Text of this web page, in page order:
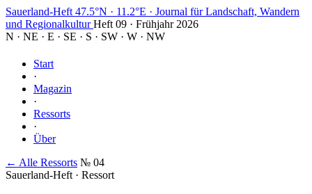
Sauerland-Heft 47.5°N · 11.2°E · Journal für Landschaft, Wandern
und Regionalkultur Heft 09 · Frühjahr 2026
N · NE · E · SE · S · SW · W · NW
Start
·
Magazin
·
Ressorts
·
Über
← Alle Ressorts № 04
Sauerland-Heft · Ressort